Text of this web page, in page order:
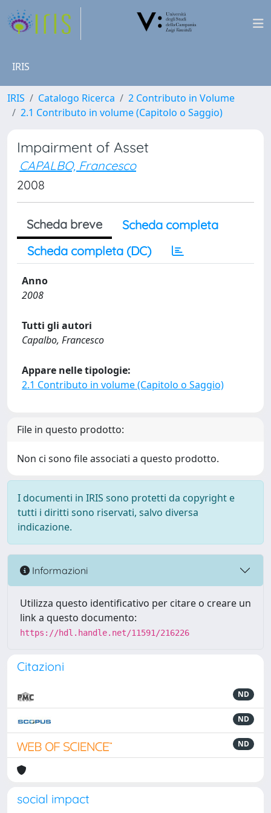
IRIS
IRIS Catalogo Ricerca
2 Contributo in Volume
2.1 Contributo in volume (Capitolo o Saggio)
Impairment of Asset
CAPALBO, Francesco
2008
Scheda breve
Scheda completa
Scheda completa (DC)
Anno
2008
Tutti gli autori
Capalbo, Francesco
Appare nelle tipologie:
2.1 Contributo in volume (Capitolo o Saggio)
File in questo prodotto:
Non ci sono file associati a questo prodotto.
I documenti in IRIS sono protetti da copyright e
tutti i diritti sono riservati, salvo diversa
indicazione.
Informazioni
Utilizza questo identificativo per citare o creare un
link a questo documento:
https://hdl.handle.net/11591/216226
Citazioni
ND
ND
ND
social impact